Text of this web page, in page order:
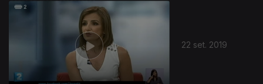
22 set. 2019